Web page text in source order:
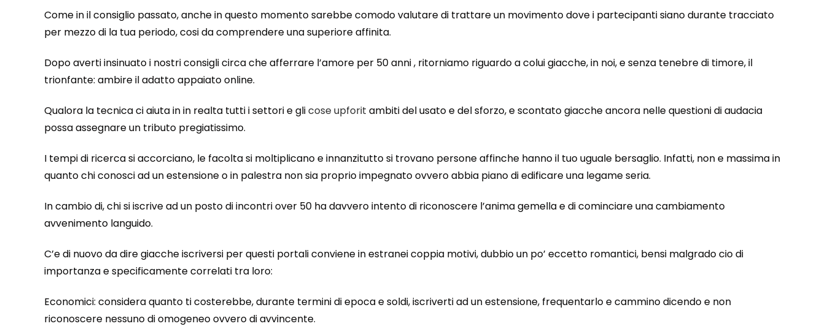
Come in il consiglio passato, anche in questo momento sarebbe comodo valutare di trattare un movimento dove i partecipanti siano durante tracciato
per mezzo di la tua periodo, cosi da comprendere una superiore affinita.
Dopo averti insinuato i nostri consigli circa che afferrare l’amore per 50 anni , ritorniamo riguardo a colui giacche, in noi, e senza tenebre di timore, il
trionfante: ambire il adatto appaiato online.
Qualora la tecnica ci aiuta in in realta tutti i settori e glicose upforit ambiti del usato e del sforzo, e scontato giacche ancora nelle questioni di audacia
possa assegnare un tributo pregiatissimo.
I tempi di ricerca si accorciano, le facolta si moltiplicano e innanzitutto si trovano persone affinche hanno il tuo uguale bersaglio. Infatti, non e massima in
quanto chi conosci ad un estensione o in palestra non sia proprio impegnato ovvero abbia piano di edificare una legame seria.
In cambio di, chi si iscrive ad un posto di incontri over 50 ha davvero intento di riconoscere l’anima gemella e di cominciare una cambiamento
avvenimento languido.
C’e di nuovo da dire giacche iscriversi per questi portali conviene in estranei coppia motivi, dubbio un po’ eccetto romantici, bensi malgrado cio di
importanza e specificamente correlati tra loro:
Economici: considera quanto ti costerebbe, durante termini di epoca e soldi, iscriverti ad un estensione, frequentarlo e cammino dicendo e non
riconoscere nessuno di omogeneo ovvero di avvincente.